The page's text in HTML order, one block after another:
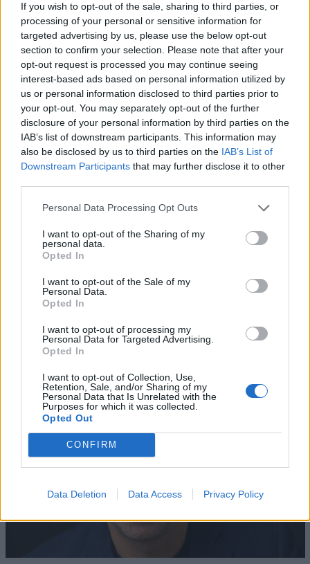
If you wish to opt-out of the sale, sharing to third parties, or
processing of your personal or sensitive information for
targeted advertising by us, please use the below opt-out
section to confirm your selection. Please note that after your
opt-out request is processed you may continue seeing
interest-based ads based on personal information utilized by
us or personal information disclosed to third parties prior to
your opt-out. You may separately opt-out of the further
disclosure of your personal information by third parties on the
IAB’s list of downstream participants. This information may
also be disclosed by us to third parties on the IAB’s List of
Downstream Participants that may further disclose it to other
Personal Data Processing Opt Outs
I want to opt-out of the Sharing of my
personal data.
Opted In
I want to opt-out of the Sale of my
Personal Data.
Opted In
I want to opt-out of processing my
Personal Data for Targeted Advertising.
Opted In
I want to opt-out of Collection, Use,
Retention, Sale, and/or Sharing of my
Personal Data that Is Unrelated with the
Purposes for which it was collected.
Opted Out
CONFIRM
Data Deletion Data Access Privacy Policy
Altri articoli che potrebbero piacerti
AZIENDE E MERCATI
Dal lusso circolare all’intelligenza artificiale: come
Lenush Saf costruisce un ecosistema tra creatività,
impresa e musica